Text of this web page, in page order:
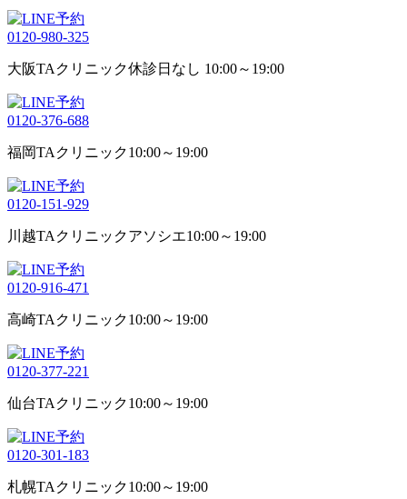
0120-980-325
大阪TAクリニック休診日なし 10:00～19:00
0120-376-688
福岡TAクリニック10:00～19:00
0120-151-929
川越TAクリニックアソシエ10:00～19:00
0120-916-471
高崎TAクリニック10:00～19:00
0120-377-221
仙台TAクリニック10:00～19:00
0120-301-183
札幌TAクリニック10:00～19:00